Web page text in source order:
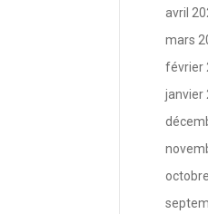
avril
mars
février
janvier